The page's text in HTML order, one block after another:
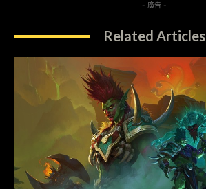
- 廣告 -
Related Articles